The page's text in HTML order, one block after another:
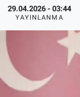
29.04.2026 - 03:44
YAYINLANMA
Magazin
Tüm
İletişim
Trafik
Süper
Tüm